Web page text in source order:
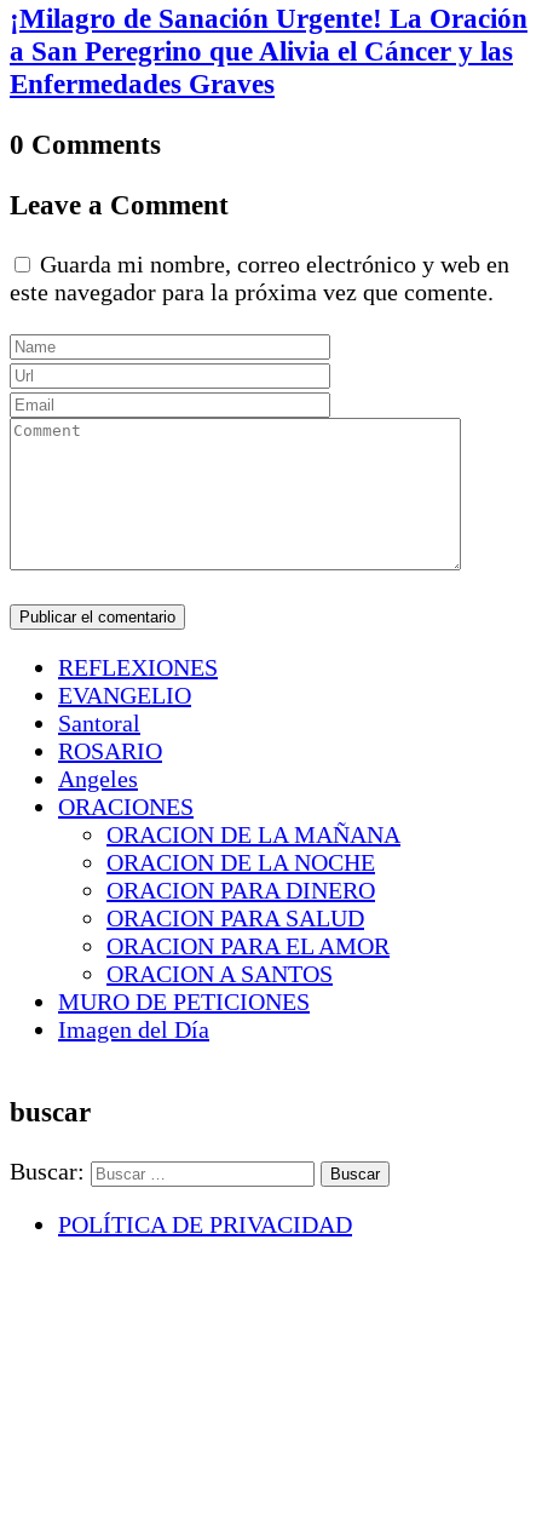
¡Milagro de Sanación Urgente! La Oración
a San Peregrino que Alivia el Cáncer y las
Enfermedades Graves
0 Comments
Leave a Comment
Guarda mi nombre, correo electrónico y web en
este navegador para la próxima vez que comente.
REFLEXIONES
EVANGELIO
Santoral
ROSARIO
Angeles
ORACIONES
ORACION DE LA MAÑANA
ORACION DE LA NOCHE
ORACION PARA DINERO
ORACION PARA SALUD
ORACION PARA EL AMOR
ORACION A SANTOS
MURO DE PETICIONES
Imagen del Día
buscar
Buscar:
POLÍTICA DE PRIVACIDAD